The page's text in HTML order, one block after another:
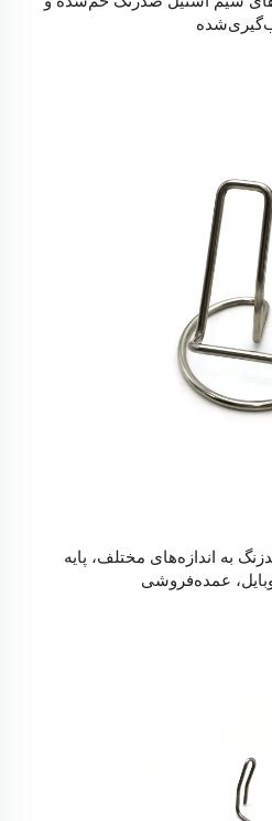
به اندازه‌های مختلف، پایه
عمده‌فروشی